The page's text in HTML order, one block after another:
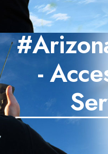
GUARDIAS UNIFORMADOS
SECTORES
TRABAJOS
BLOG
TESTIMONIOS
-